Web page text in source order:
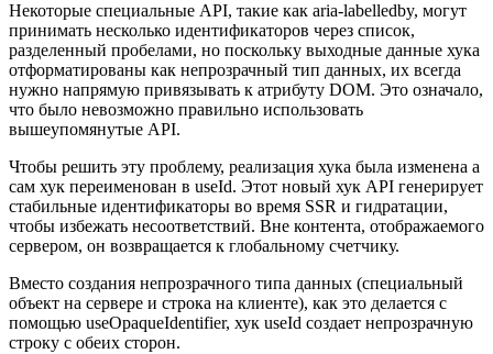
Некоторые специальные API, такие как aria-labelledby, могут
принимать несколько идентификаторов через список,
разделенный пробелами, но поскольку выходные данные хука
отформатированы как непрозрачный тип данных, их всегда
нужно напрямую привязывать к атрибуту DOM. Это означало,
что было невозможно правильно использовать
вышеупомянутые API.
Чтобы решить эту проблему, реализация хука была изменена а
сам хук переименован в useId. Этот новый хук API генерирует
стабильные идентификаторы во время SSR и гидратации,
чтобы избежать несоответствий. Вне контента, отображаемого
сервером, он возвращается к глобальному счетчику.
Вместо создания непрозрачного типа данных (специальный
объект на сервере и строка на клиенте), как это делается с
помощью useOpaqueIdentifier, хук useId создает непрозрачную
строку с обеих сторон.